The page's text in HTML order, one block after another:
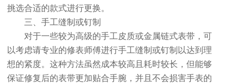
挑选合适的款式进行更换。
三、手工缝制或钉制
对于一些较为高级的手工皮质或金属链式表带，可
以考虑请专业的修表师傅进行手工缝制或钉制以达到理
想的紧度。这种方法虽然成本较高且耗时较长，但能够
保证修复后的表带更加贴合手腕，并且不会损害手表的